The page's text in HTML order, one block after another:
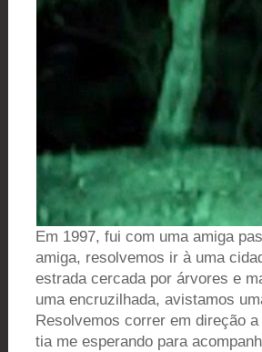
Em 1997, fui com uma amiga
amiga, resolvemos ir à uma
estrada cercada por árvores e
uma encruzilhada, avistamos
Resolvemos correr em direção
tia me esperando para